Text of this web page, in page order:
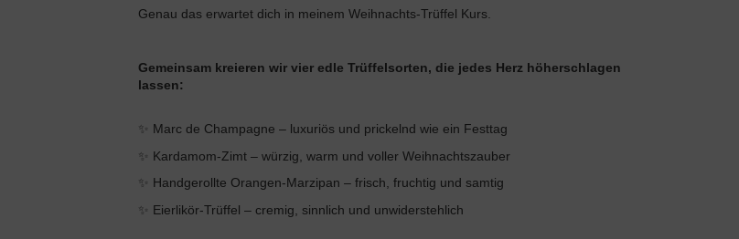
Genau das erwartet dich in meinem Weihnachts-Trüffel Kurs.
Gemeinsam kreieren wir vier edle Trüffelsorten, die jedes Herz höherschlagen
lassen:
✨ Marc de Champagne – luxuriös und prickelnd wie ein Festtag
✨ Kardamom-Zimt – würzig, warm und voller Weihnachtszauber
✨ Handgerollte Orangen-Marzipan – frisch, fruchtig und samtig
✨ Eierlikör-Trüffel – cremig, sinnlich und unwiderstehlich